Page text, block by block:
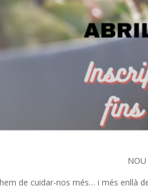
NOU
de cuidar-nos més… i més enllà